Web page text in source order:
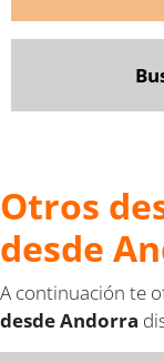
Otros
desde
A continuación te
desde Andorra